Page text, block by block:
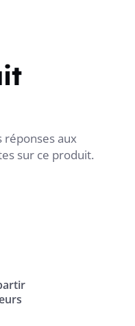
réponses aux
sur ce produit.